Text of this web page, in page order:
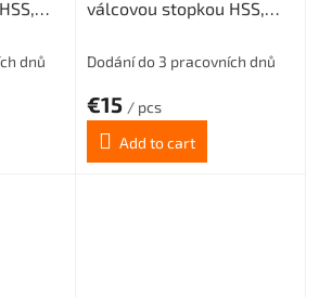
dnů
válcovou stopkou HSS,
Dodání do 3 pracovních dnů
€15 / pcs
Add to cart